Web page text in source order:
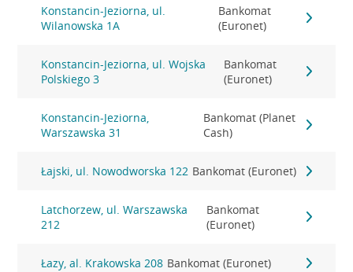
Konstancin-Jeziorna, ul.
Wilanowska 1A
Bankomat
(Euronet)
Konstancin-Jeziorna, ul. Wojska
Polskiego 3
Bankomat
(Euronet)
Konstancin-Jeziorna,
Warszawska 31
Bankomat (Planet
Cash)
Łajski, ul. Nowodworska 122 Bankomat (Euronet)
Latchorzew, ul. Warszawska
212
Bankomat
(Euronet)
Łazy, al. Krakowska 208 Bankomat (Euronet)